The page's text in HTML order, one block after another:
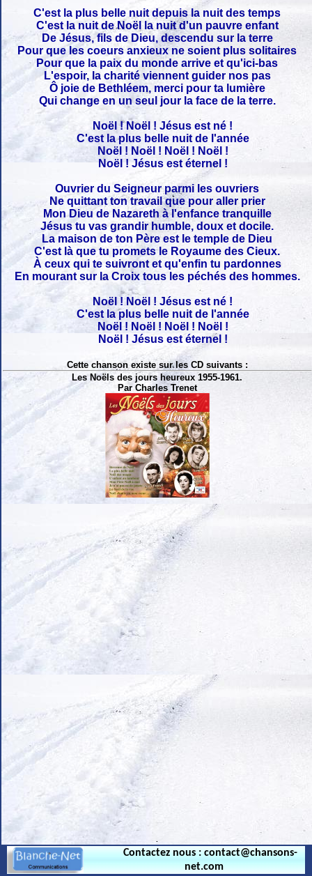
C'est la plus belle nuit depuis la nuit des temps
C'est la nuit de Noël la nuit d'un pauvre enfant
De Jésus, fils de Dieu, descendu sur la terre
Pour que les coeurs anxieux ne soient plus solitaires
Pour que la paix du monde arrive et qu'ici-bas
L'espoir, la charité viennent guider nos pas
Ô joie de Bethléem, merci pour ta lumière
Qui change en un seul jour la face de la terre.
Noël ! Noël ! Jésus est né !
C'est la plus belle nuit de l'année
Noël ! Noël ! Noël ! Noël !
Noël ! Jésus est éternel !
Ouvrier du Seigneur parmi les ouvriers
Ne quittant ton travail que pour aller prier
Mon Dieu de Nazareth à l'enfance tranquille
Jésus tu vas grandir humble, doux et docile.
La maison de ton Père est le temple de Dieu
C'est là que tu promets le Royaume des Cieux.
À ceux qui te suivront et qu'enfin tu pardonnes
En mourant sur la Croix tous les péchés des hommes.
Noël ! Noël ! Jésus est né !
C'est la plus belle nuit de l'année
Noël ! Noël ! Noël ! Noël !
Noël ! Jésus est éternel !
Cette chanson existe sur les CD suivants :
Les Noëls des jours heureux 1955-1961.
Par Charles Trenet
.
Contactez nous : contact@chansons-
net.com